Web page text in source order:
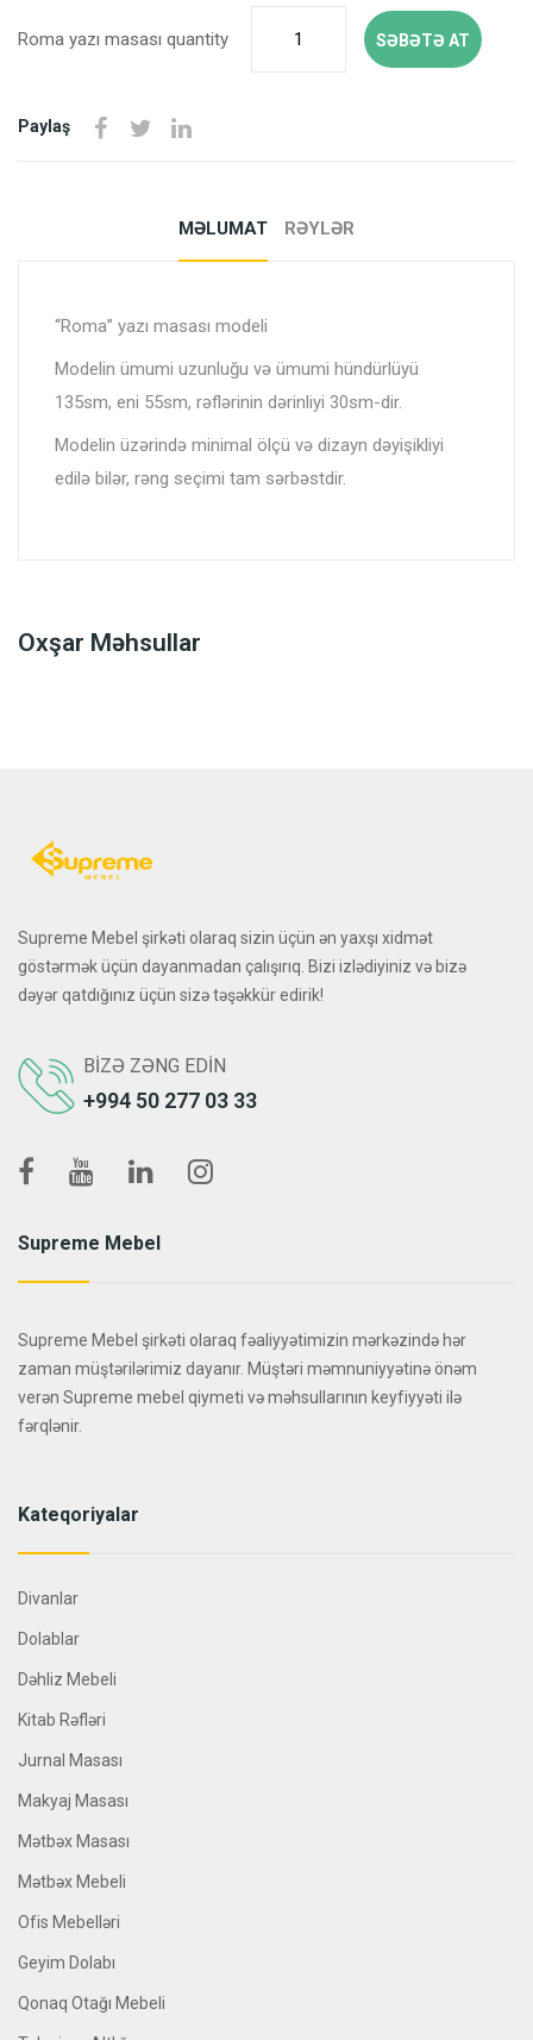
Roma yazı masası quantity SƏBƏTƏ AT
Paylaş
MƏLUMAT RƏYLƏR
“Roma” yazı masası modeli
Modelin ümumi uzunluğu və ümumi hündürlüyü
135sm, eni 55sm, rəflərinin dərinliyi 30sm-dir.
Modelin üzərində minimal ölçü və dizayn dəyişikliyi
edilə bilər, rəng seçimi tam sərbəstdir.
Oxşar Məhsullar
Supreme Mebel şirkəti olaraq sizin üçün ən yaxşı xidmət
göstərmək üçün dayanmadan çalışırıq. Bizi izlədiyiniz və bizə
dəyər qatdığınız üçün sizə təşəkkür edirik!
BIZƏ ZƏNG EDIN
+994 50 277 03 33
Supreme Mebel
Supreme Mebel şirkəti olaraq fəaliyyətimizin mərkəzində hər
zaman müştərilərimiz dayanır. Müştəri məmnuniyyətinə önəm
verən Supreme mebel qiymeti və məhsullarının keyfiyyəti ilə
fərqlənir.
Kateqoriyalar
Divanlar
Dolablar
Dəhliz Mebeli
Kitab Rəfləri
Jurnal Masası
Makyaj Masası
Mətbəx Masası
Mətbəx Mebeli
Ofis Mebelləri
Geyim Dolabı
Qonaq Otağı Mebeli